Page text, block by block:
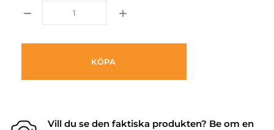
KÖPA
Vill du se den faktiska produkten? Be om en